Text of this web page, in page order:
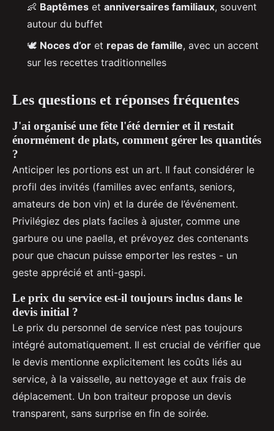
👶 Baptêmes et anniversaires familiaux, souvent
autour du buffet
🕊️ Noces d’or et repas de famille, avec un accent
sur les recettes traditionnelles
Les questions et réponses fréquentes
J'ai organisé une fête l'été dernier et il restait
énormément de plats, comment gérer les quantités
?
Anticiper les portions est un art. Il faut considérer le
profil des invités (familles avec enfants, seniors,
amateurs de bon vin) et la durée de l’événement.
Privilégiez des plats faciles à ajuster, comme une
garbure ou une paella, et prévoyez des contenants
pour que chacun puisse emporter les restes - un
geste apprécié et anti-gaspi.
Le prix du service est-il toujours inclus dans le
devis initial ?
Le prix du personnel de service n’est pas toujours
intégré automatiquement. Il est crucial de vérifier que
le devis mentionne explicitement les coûts liés au
service, à la vaisselle, au nettoyage et aux frais de
déplacement. Un bon traiteur propose un devis
transparent, sans surprise en fin de soirée.